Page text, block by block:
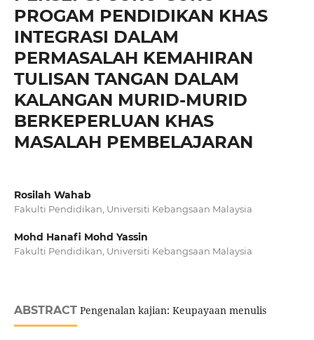
PROGAM PENDIDIKAN KHAS
INTEGRASI DALAM
PERMASALAH KEMAHIRAN
TULISAN TANGAN DALAM
KALANGAN MURID-MURID
BERKEPERLUAN KHAS
MASALAH PEMBELAJARAN
Rosilah Wahab
Fakulti Pendidikan, Universiti Kebangsaan Malaysia
Mohd Hanafi Mohd Yassin
Fakulti Pendidikan, Universiti Kebangsaan Malaysia
ABSTRACTPengenalan kajian: Keupayaan menulis